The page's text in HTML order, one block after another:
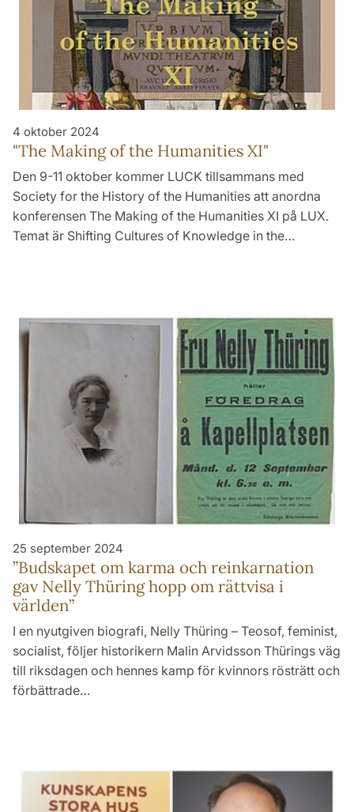
4 oktober 2024
"The Making of the Humanities XI"
Den 9-11 oktober kommer LUCK tillsammans med
Society for the History of the Humanities att anordna
konferensen The Making of the Humanities XI på LUX.
Temat är Shifting Cultures of Knowledge in the…
25 september 2024
”Budskapet om karma och reinkarnation
gav Nelly Thüring hopp om rättvisa i
världen”
I en nyutgiven biografi, Nelly Thüring – Teosof, feminist,
socialist, följer historikern Malin Arvidsson Thürings väg
till riksdagen och hennes kamp för kvinnors rösträtt och
förbättrade…